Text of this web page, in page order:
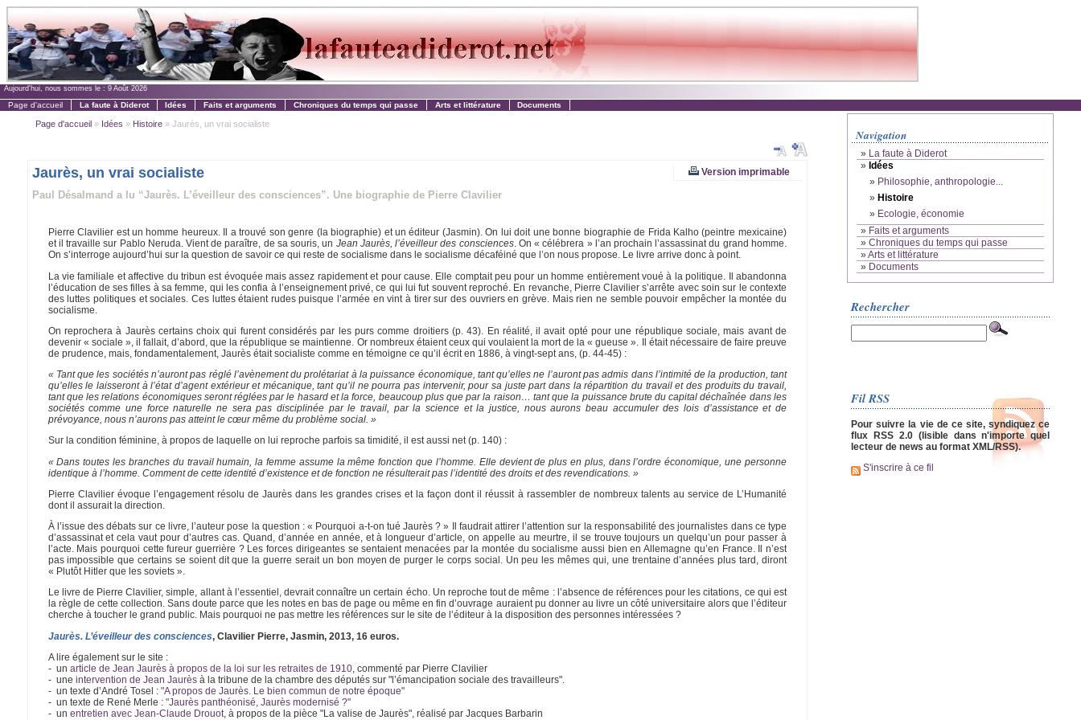
Aujourd'hui, nous sommes le : 9 Août 2026
Page d'accueil La faute à Diderot Idées Faits et arguments Chroniques du temps qui passe Arts et littérature Documents
Page d'accueil» Idées » Histoire» Jaurès, un vrai socialiste
Version imprimable
Jaurès, un vrai socialiste
Paul Désalmand a lu “Jaurès. L’éveilleur des consciences”. Une biographie de Pierre Clavilier
Pierre Clavilier est un homme heureux. Il a trouvé son genre (la biographie) et un éditeur (Jasmin). On lui doit une bonne biographie de Frida Kalho (peintre mexicaine)
et il travaille sur Pablo Neruda. Vient de paraître, de sa souris, un Jean Jaurès, l’éveilleur des consciences. On « célébrera » l’an prochain l’assassinat du grand homme.
On s’interroge aujourd’hui sur la question de savoir ce qui reste de socialisme dans le socialisme décaféiné que l’on nous propose. Le livre arrive donc à point.
La vie familiale et affective du tribun est évoquée mais assez rapidement et pour cause. Elle comptait peu pour un homme entièrement voué à la politique. Il abandonna
l’éducation de ses filles à sa femme, qui les confia à l’enseignement privé, ce qui lui fut souvent reproché. En revanche, Pierre Clavilier s’arrête avec soin sur le contexte
des luttes politiques et sociales. Ces luttes étaient rudes puisque l’armée en vint à tirer sur des ouvriers en grève. Mais rien ne semble pouvoir empêcher la montée du
socialisme.
On reprochera à Jaurès certains choix qui furent considérés par les purs comme droitiers (p. 43). En réalité, il avait opté pour une république sociale, mais avant de
devenir « sociale », il fallait, d’abord, que la république se maintienne. Or nombreux étaient ceux qui voulaient la mort de la « gueuse ». Il était nécessaire de faire preuve
de prudence, mais, fondamentalement, Jaurès était socialiste comme en témoigne ce qu’il écrit en 1886, à vingt-sept ans, (p. 44-45) :
« Tant que les sociétés n’auront pas réglé l’avènement du prolétariat à la puissance économique, tant qu’elles ne l’auront pas admis dans l’intimité de la production, tant
qu’elles le laisseront à l’état d’agent extérieur et mécanique, tant qu’il ne pourra pas intervenir, pour sa juste part dans la répartition du travail et des produits du travail,
tant que les relations économiques seront réglées par le hasard et la force, beaucoup plus que par la raison… tant que la puissance brute du capital déchaînée dans les
sociétés comme une force naturelle ne sera pas disciplinée par le travail, par la science et la justice, nous aurons beau accumuler des lois d’assistance et de
prévoyance, nous n’aurons pas atteint le cœur même du problème social. »
Sur la condition féminine, à propos de laquelle on lui reproche parfois sa timidité, il est aussi net (p. 140) :
« Dans toutes les branches du travail humain, la femme assume la même fonction que l’homme. Elle devient de plus en plus, dans l’ordre économique, une personne
identique à l’homme. Comment de cette identité d’existence et de fonction ne résulterait pas l’identité des droits et des revendications. »
Pierre Clavilier évoque l’engagement résolu de Jaurès dans les grandes crises et la façon dont il réussit à rassembler de nombreux talents au service de L’Humanité
dont il assurait la direction.
À l’issue des débats sur ce livre, l’auteur pose la question : « Pourquoi a-t-on tué Jaurès ? » Il faudrait attirer l’attention sur la responsabilité des journalistes dans ce type
d’assassinat et cela vaut pour d’autres cas. Quand, d’année en année, et à longueur d’article, on appelle au meurtre, il se trouve toujours un quelqu’un pour passer à
l’acte. Mais pourquoi cette fureur guerrière ? Les forces dirigeantes se sentaient menacées par la montée du socialisme aussi bien en Allemagne qu’en France. Il n’est
pas impossible que certains se soient dit que la guerre serait un bon moyen de purger le corps social. Un peu les mêmes qui, une trentaine d’années plus tard, diront
« Plutôt Hitler que les soviets ».
Le livre de Pierre Clavilier, simple, allant à l’essentiel, devrait connaître un certain écho. Un reproche tout de même : l’absence de références pour les citations, ce qui est
la règle de cette collection. Sans doute parce que les notes en bas de page ou même en fin d’ouvrage auraient pu donner au livre un côté universitaire alors que l’éditeur
cherche à toucher le grand public. Mais pourquoi ne pas mettre les références sur le site de l’éditeur à la disposition des personnes intéressées ?
Jaurès. L’éveilleur des consciences, Clavilier Pierre, Jasmin, 2013, 16 euros.
A lire également sur le site :
- un article de Jean Jaurès à propos de la loi sur les retraites de 1910, commenté par Pierre Clavilier
- une intervention de Jean Jaurèsà la tribune de la chambre des députés sur "l’émancipation sociale des travailleurs".
- un texte d’André Tosel : "A propos de Jaurès. Le bien commun de notre époque"
- un texte de René Merle : "Jaurès panthéonisé, Jaurès modernisé ?"
- un entretien avec Jean-Claude Drouot, à propos de la pièce "La valise de Jaurès", réalisé par Jacques Barbarin
Navigation
» La faute à Diderot
» Idées
» Philosophie, anthropologie...
» Histoire
» Ecologie, économie
» Faits et arguments
» Chroniques du temps qui passe
»Arts et littérature
» Documents
Rechercher
Fil RSS
Pour suivre la vie de ce site, syndiquez ce
flux RSS 2.0 (lisible dans n'importe quel
lecteur de news au format XML/RSS).
S'inscrire à ce fil